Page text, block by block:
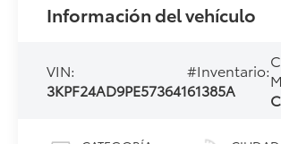
Información del vehículo
VIN:
3KPF24AD9PE573641
#Inventario:
61385A